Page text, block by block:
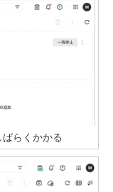
らくかかる